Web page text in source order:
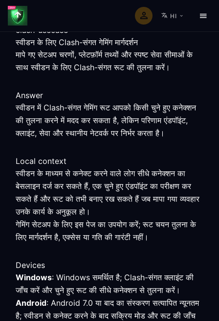
HI
clash-usecase
स्वीडन के लिए Clash-संगत गेमिंग मार्गदर्शन
मापे गए सेटअप चरणों, प्लेटफ़ॉर्म तथ्यों और स्पष्ट सेवा सीमाओं के
साथ स्वीडन के लिए Clash-संगत रूट की तुलना करें।
Answer
स्वीडन में Clash-संगत गेमिंग रूट आपको किसी चुने हुए कनेक्शन
की तुलना करने में मदद कर सकता है, लेकिन परिणाम एंडपॉइंट,
क्लाइंट, सेवा और स्थानीय नेटवर्क पर निर्भर करता है।
Local context
स्वीडन के माध्यम से कनेक्ट करने वाले लोग सीधे कनेक्शन का
बेसलाइन दर्ज कर सकते हैं, एक चुने हुए एंडपॉइंट का परीक्षण कर
सकते हैं और रूट को तभी बनाए रख सकते हैं जब मापा गया व्यवहार
उनके कार्य के अनुकूल हो।
गेमिंग सेटअप के लिए इस पेज का उपयोग करें; रूट चयन तुलना के
लिए मार्गदर्शन है, एक्सेस या गति की गारंटी नहीं।
Devices
Windows: Windows समर्थित है; Clash-संगत क्लाइंट की
जाँच करें और चुने हुए रूट की सीधे कनेक्शन से तुलना करें।
Android: Android 7.0 या बाद का संस्करण सत्यापित न्यूनतम
है; स्वीडन से कनेक्ट करने के बाद सक्रिय मोड और रूट की जाँच